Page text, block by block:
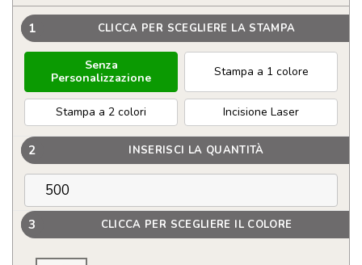
1 CLICCA PER SCEGLIERE LA STAMPA
Senza
Personalizzazione
Stampa a 1 colore
Stampa a 2 colori Incisione Laser
2 INSERISCI LA QUANTITÀ
3 CLICCA PER SCEGLIERE IL COLORE